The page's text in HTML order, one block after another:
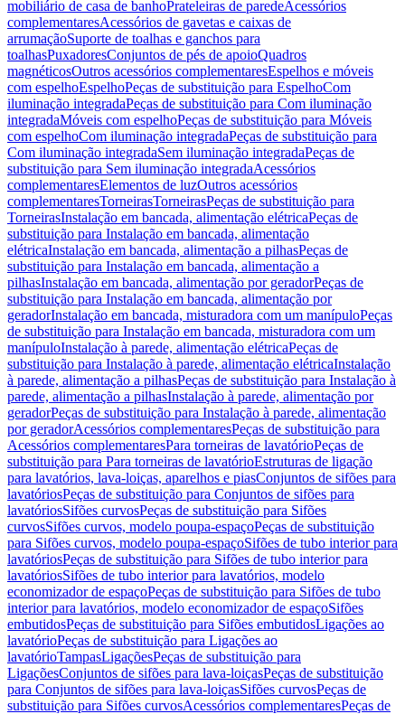
mobiliário de casa de banhoPrateleiras de paredeAcessórios
complementaresAcessórios de gavetas e caixas de
arrumaçãoSuporte de toalhas e ganchos para
toalhasPuxadoresConjuntos de pés de apoioQuadros
magnéticosOutros acessórios complementaresEspelhos e móveis
com espelhoEspelhoPeças de substituição para EspelhoCom
iluminação integradaPeças de substituição para Com iluminação
integradaMóveis com espelhoPeças de substituição para Móveis
com espelhoCom iluminação integradaPeças de substituição para
Com iluminação integradaSem iluminação integradaPeças de
substituição para Sem iluminação integradaAcessórios
complementaresElementos de luzOutros acessórios
complementaresTorneirasTorneirasPeças de substituição para
TorneirasInstalação em bancada, alimentação elétricaPeças de
substituição para Instalação em bancada, alimentação
elétricaInstalação em bancada, alimentação a pilhasPeças de
substituição para Instalação em bancada, alimentação a
pilhasInstalação em bancada, alimentação por geradorPeças de
substituição para Instalação em bancada, alimentação por
geradorInstalação em bancada, misturadora com um manípuloPeças
de substituição para Instalação em bancada, misturadora com um
manípuloInstalação à parede, alimentação elétricaPeças de
substituição para Instalação à parede, alimentação elétricaInstalação
à parede, alimentação a pilhasPeças de substituição para Instalação à
parede, alimentação a pilhasInstalação à parede, alimentação por
geradorPeças de substituição para Instalação à parede, alimentação
por geradorAcessórios complementaresPeças de substituição para
Acessórios complementaresPara torneiras de lavatórioPeças de
substituição para Para torneiras de lavatórioEstruturas de ligação
para lavatórios, lava-loiças, aparelhos e piasConjuntos de sifões para
lavatóriosPeças de substituição para Conjuntos de sifões para
lavatóriosSifões curvosPeças de substituição para Sifões
curvosSifões curvos, modelo poupa-espaçoPeças de substituição
para Sifões curvos, modelo poupa-espaçoSifões de tubo interior para
lavatóriosPeças de substituição para Sifões de tubo interior para
lavatóriosSifões de tubo interior para lavatórios, modelo
economizador de espaçoPeças de substituição para Sifões de tubo
interior para lavatórios, modelo economizador de espaçoSifões
embutidosPeças de substituição para Sifões embutidosLigações ao
lavatórioPeças de substituição para Ligações ao
lavatórioTampasLigaçõesPeças de substituição para
LigaçõesConjuntos de sifões para lava-loiçasPeças de substituição
para Conjuntos de sifões para lava-loiçasSifões curvosPeças de
substituição para Sifões curvosAcessórios complementaresPeças de